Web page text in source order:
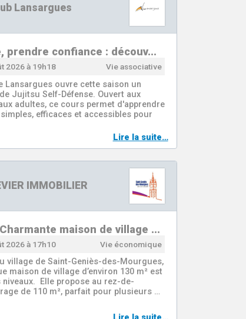
Lansargues
prendre confiance : découv…
2026 à 19h18 Vie associative
Lansargues ouvre cette saison un
Jujitsu Self-Défense. Ouvert aux
adultes, ce cours permet d'apprendre
efficaces et accessibles pour
Lire la suite…
IMMOBILIER
Charmante maison de village …
2026 à 17h10 Vie économique
village de Saint-Geniès-des-Mourgues,
maison de village d’environ 130 m² est
Elle propose au rez-de-
de 110 m², parfait pour plusieurs …